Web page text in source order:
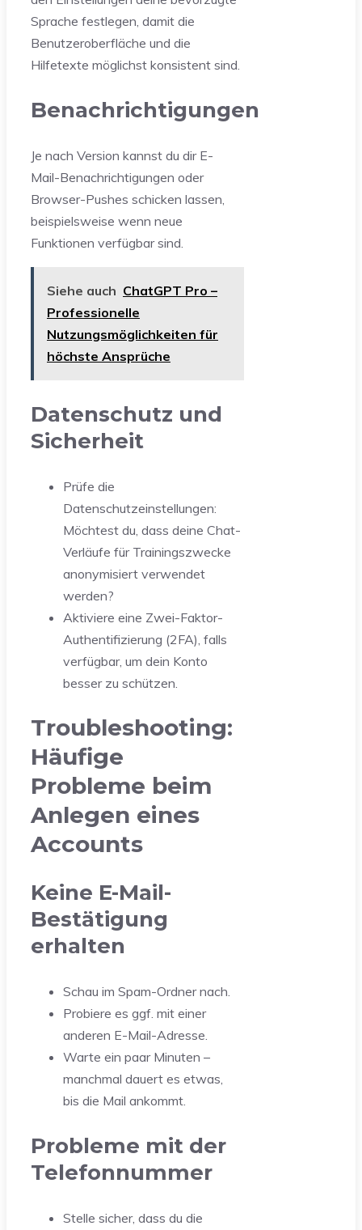
Sprache festlegen, damit die
Benutzeroberfläche und die
Hilfetexte möglichst konsistent sind.
Benachrichtigungen
Je nach Version kannst du dir E-
Mail-Benachrichtigungen oder
Browser-Pushes schicken lassen,
beispielsweise wenn neue
Funktionen verfügbar sind.
Siehe auch ChatGPT Pro –
Professionelle
Nutzungsmöglichkeiten für
höchste Ansprüche
Datenschutz und
Sicherheit
Prüfe die
Datenschutzeinstellungen:
Möchtest du, dass deine Chat-
Verläufe für Trainingszwecke
anonymisiert verwendet
werden?
Aktiviere eine Zwei-Faktor-
Authentifizierung (2FA), falls
verfügbar, um dein Konto
besser zu schützen.
Troubleshooting:
Häufige
Probleme beim
Anlegen eines
Accounts
Keine E-Mail-
Bestätigung
erhalten
Schau im Spam-Ordner nach.
Probiere es ggf. mit einer
anderen E-Mail-Adresse.
Warte ein paar Minuten –
manchmal dauert es etwas,
bis die Mail ankommt.
Probleme mit der
Telefonnummer
Stelle sicher, dass du die